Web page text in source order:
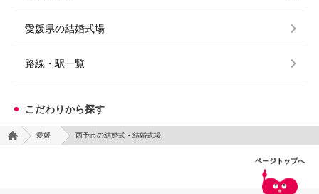
愛媛県の結婚式場
路線・駅一覧
こだわりから探す
愛媛 西予市の結婚式・結婚式場
ページトップへ